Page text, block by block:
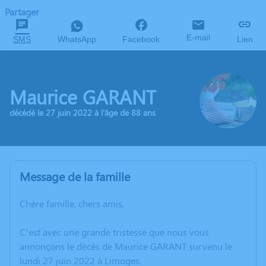
Partager
SMS WhatsApp Facebook E-mail Lien
Maurice GARANT
décédé le 27 juin 2022 à l'âge de 88 ans
Message de la famille
Chère famille, chers amis,
C’est avec une grande tristesse que nous vous
annonçons le décès de Maurice GARANT survenu le
lundi 27 juin 2022 à Limoges.